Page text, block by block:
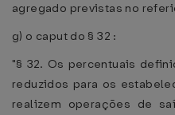
agregado previstas no
g) o caput do § 32 :
"§ 32. Os percentuais
reduzidos para os
realizem operações de